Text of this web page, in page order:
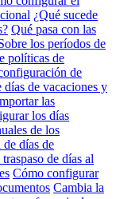
¿Qué sucede
Qué pasa con las
los períodos de
políticas de
de
de vacaciones y
las
los días
de los
días de
de días al
Cómo configurar
Cambia la